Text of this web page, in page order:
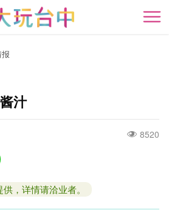
开
汁
8520
，详情请洽业者。